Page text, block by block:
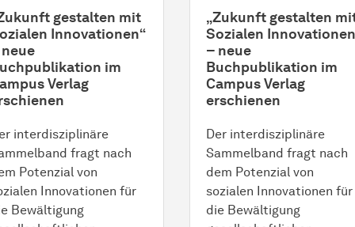
gestalten mit
Innovationen“
im
Verlag
interdisziplinäre
fragt nach
Potenzial von
Innovationen für
Bewältigung
„Zukunft gestalten
Sozialen
– neue
Buchpublikation im
Campus Verlag
erschienen
Der interdisziplinäre
Sammelband fragt nach
dem Potenzial von
sozialen Innovationen für
die Bewältigung